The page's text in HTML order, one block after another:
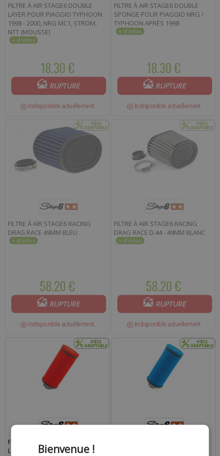
FILTRE À AIR STAGE6 DOUBLE
LAYER POUR PIAGGIO TYPHOON
1998 - 2000, NRG MC1, STROM,
NTT (MOUSSE)
18.30 €
RUPTURE
Indisponible actuellement
FILTRE À AIR STAGE6 DOUBLE
SPONGE POUR PIAGGIO NRG /
TYPHOON APRÈS 1998
18.30 €
RUPTURE
Indisponible actuellement
FILTRE À AIR STAGE6 RACING
DRAG RACE 49MM BLEU
58.20 €
RUPTURE
Indisponible actuellement
FILTRE À AIR STAGE6 RACING
DRAG RACE D.44 - 49MM BLANC
58.20 €
RUPTURE
Indisponible actuellement
FILTRE À AIR STAGE6 RACING
LONG ROUGE D.35MM
Bienvenue !